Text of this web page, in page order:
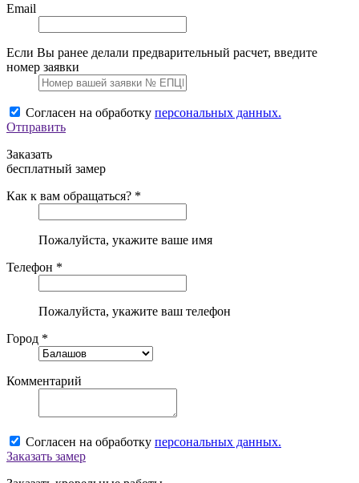
Email
Если Вы ранее делали предварительный расчет, введите
номер заявки
Согласен на обработку персональных данных.
Отправить
Заказать
бесплатный замер
Как к вам обращаться? *
Пожалуйста, укажите ваше имя
Телефон *
Пожалуйста, укажите ваш телефон
Город *
Комментарий
Согласен на обработку персональных данных.
Заказать замер